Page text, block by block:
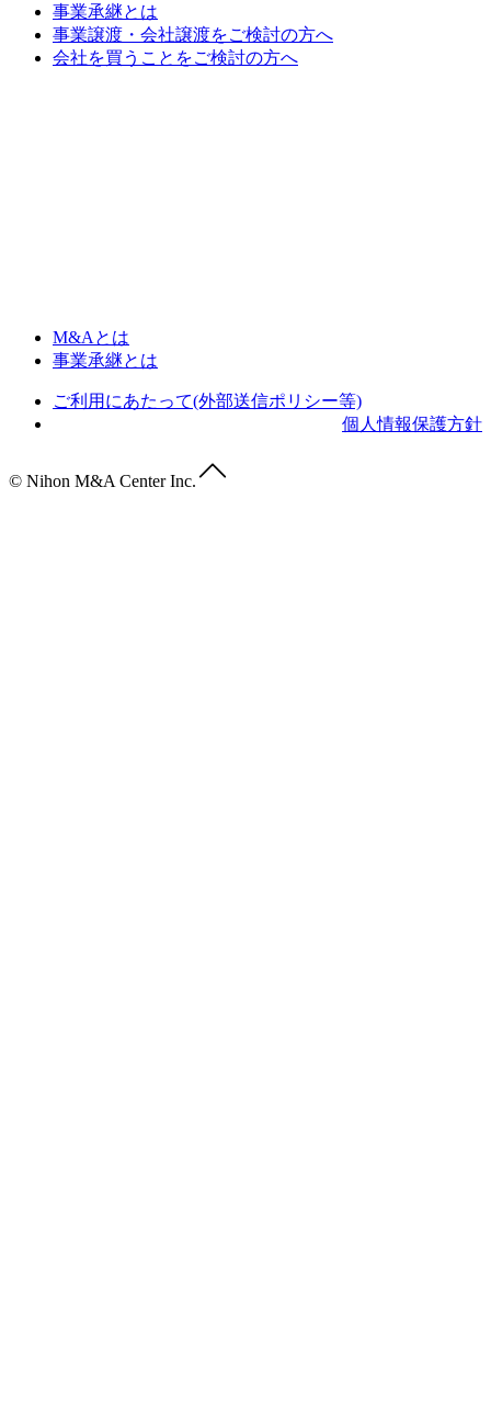
事業承継とは
事業譲渡・会社譲渡をご検討の方へ
会社を買うことをご検討の方へ
M&Aとは
事業承継とは
ご利用にあたって(外部送信ポリシー等)
個人情報保護方針
© Nihon M&A Center Inc.